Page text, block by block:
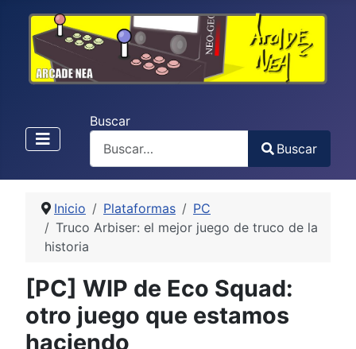
Buscar
Buscar
Inicio Plataformas
PC
Truco Arbiser: el mejor juego de truco de la
historia
[PC] WIP de Eco Squad:
otro juego que estamos
haciendo